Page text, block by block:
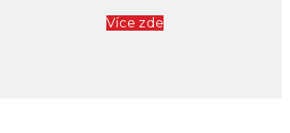
Více zde